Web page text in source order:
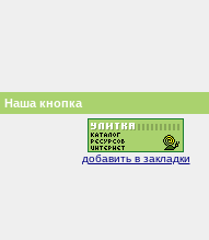
Наша кнопка
добавить в закладки